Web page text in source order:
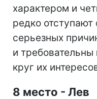
характером и
редко
серьезных
и требовательны
круг их
8 место - Лев